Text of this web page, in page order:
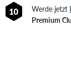
10 Werde jetzt
Premium